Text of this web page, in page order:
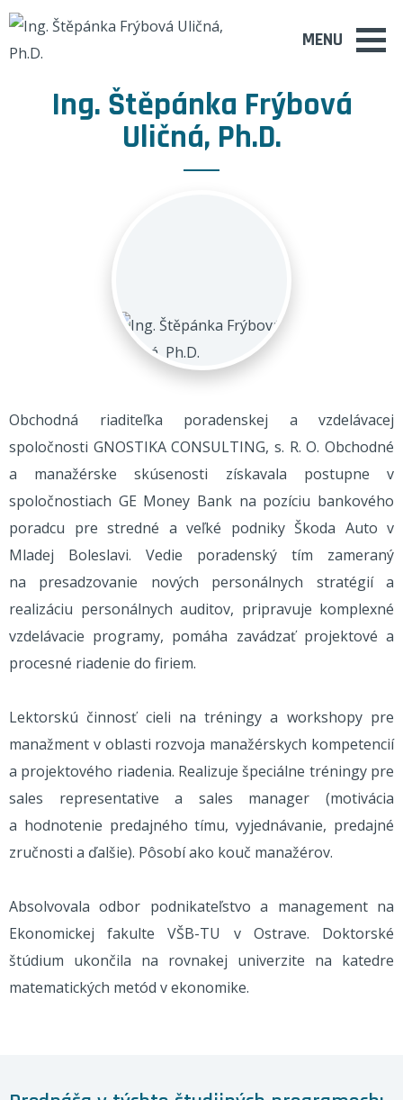
MENU
Ing. Štěpánka Frýbová
Uličná, Ph.D.
Obchodná riaditeľka poradenskej a vzdelávacej
spoločnosti GNOSTIKA CONSULTING, s. R. O. Obchodné
a manažérske skúsenosti získavala postupne v
spoločnostiach GE Money Bank na pozíciu bankového
poradcu pre stredné a veľké podniky Škoda Auto v
Mladej Boleslavi. Vedie poradenský tím zameraný
na presadzovanie nových personálnych stratégií a
realizáciu personálnych auditov, pripravuje komplexné
vzdelávacie programy, pomáha zavádzať projektové a
procesné riadenie do firiem.
Lektorskú činnosť cieli na tréningy a workshopy pre
manažment v oblasti rozvoja manažérskych kompetencií
a projektového riadenia. Realizuje špeciálne tréningy pre
sales representative a sales manager (motivácia
a hodnotenie predajného tímu, vyjednávanie, predajné
zručnosti a ďalšie). Pôsobí ako kouč manažérov.
Absolvovala odbor podnikateľstvo a management na
Ekonomickej fakulte VŠB-TU v Ostrave. Doktorské
štúdium ukončila na rovnakej univerzite na katedre
matematických metód v ekonomike.